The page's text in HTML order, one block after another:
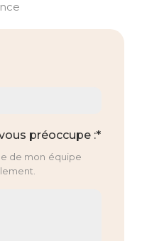
préoccupe :*
de mon équipe